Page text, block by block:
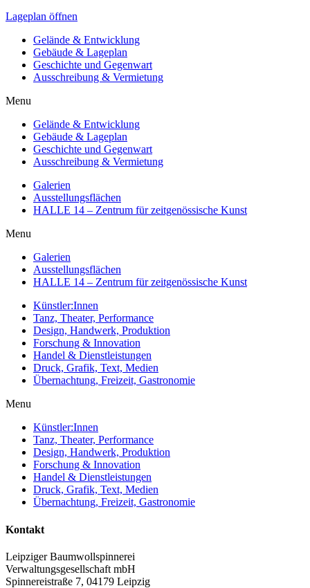
Lageplan öffnen
Gelände & Entwicklung
Gebäude & Lageplan
Geschichte und Gegenwart
Ausschreibung & Vermietung
Menu
Gelände & Entwicklung
Gebäude & Lageplan
Geschichte und Gegenwart
Ausschreibung & Vermietung
Galerien
Ausstellungsflächen
HALLE 14 – Zentrum für zeitgenössische Kunst
Menu
Galerien
Ausstellungsflächen
HALLE 14 – Zentrum für zeitgenössische Kunst
Künstler:Innen
Tanz, Theater, Performance
Design, Handwerk, Produktion
Forschung & Innovation
Handel & Dienstleistungen
Druck, Grafik, Text, Medien
Übernachtung, Freizeit, Gastronomie
Menu
Künstler:Innen
Tanz, Theater, Performance
Design, Handwerk, Produktion
Forschung & Innovation
Handel & Dienstleistungen
Druck, Grafik, Text, Medien
Übernachtung, Freizeit, Gastronomie
Kontakt
Leipziger Baumwollspinnerei
Verwaltungsgesellschaft mbH
Spinnereistraße 7, 04179 Leipzig